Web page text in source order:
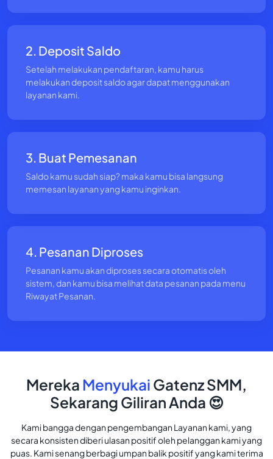
2. Deposit Saldo
Setelah melakukan pendaftaran, kamu harus
melakukan deposit saldo agar dapat menggunakan
layanan kami.
3. Buat Pemesanan
Saldo kamu sudah siap? maka kamu bisa langsung
memesan layanan yang kamu inginkan.
4. Pesanan Diproses
Pesanan kamu akan diproses secara otomatis oleh
sistem, dan kamu bisa melihat data pesanan pada menu
Riwayat Pesanan.
Mereka Menyukai Gatenz SMM,
Sekarang Giliran Anda 😍
Kami bangga dengan pengembangan Layanan kami, yang
secara konsisten diberi ulasan positif oleh pelanggan kami yang
puas. Kami senang berbagi umpan balik positif yang kami terima